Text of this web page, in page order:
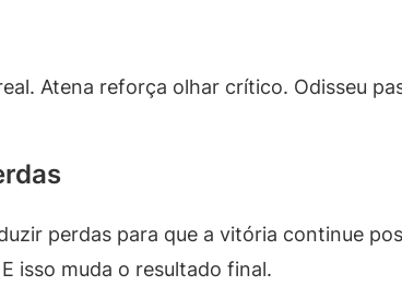
Atena reforça olhar crítico. Odisseu
perdas para que a vitória continue
isso muda o resultado final.